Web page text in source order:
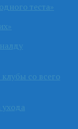
теста»
со всего